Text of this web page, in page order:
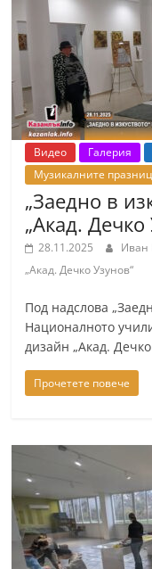
Видео Галерия
Музикалните
„Заедно в
„Акад. Дечко
28.11.2025 Иван
„Акад. Дечко Узунов“
Под надслова
Националното
дизайн „Акад.
Прочетете повече